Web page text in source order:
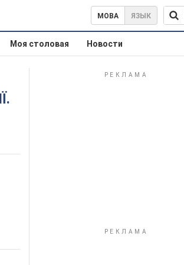
МОВА ЯЗЫК
Моя столовая Новости